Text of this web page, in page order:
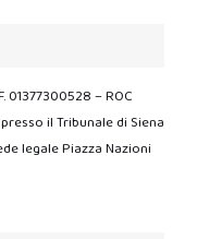
01377300528 – ROC
il Tribunale di Siena
legale Piazza Nazioni